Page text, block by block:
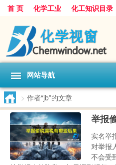
首 页 化学工业 化工知识目录
网站导航
> 作者“jb”的文章
举报
实名举
对举报
不会受